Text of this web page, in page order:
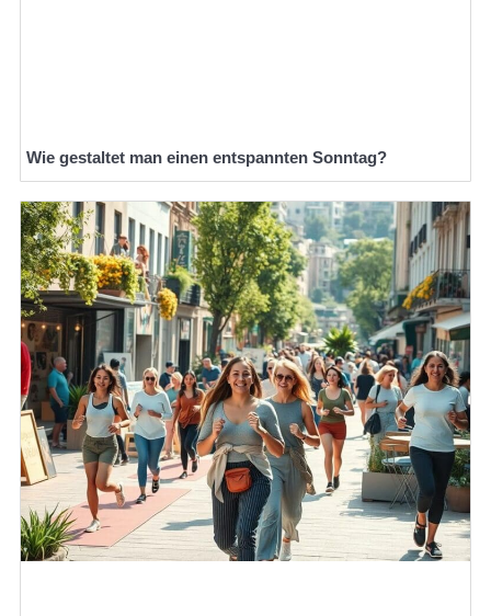
Wie gestaltet man einen entspannten Sonntag?